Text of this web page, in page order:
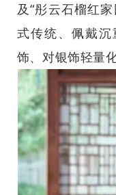
及“彤云石榴红
式传统、佩戴
饰、对银饰轻量化